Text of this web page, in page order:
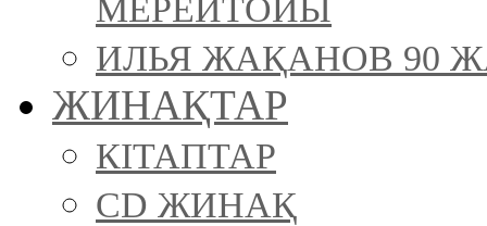
МЕРЕЙТОЙЫ
ИЛЬЯ ЖАҚАНОВ 90
ЖИНАҚТАР
КІТАПТАР
CD ЖИНАҚ